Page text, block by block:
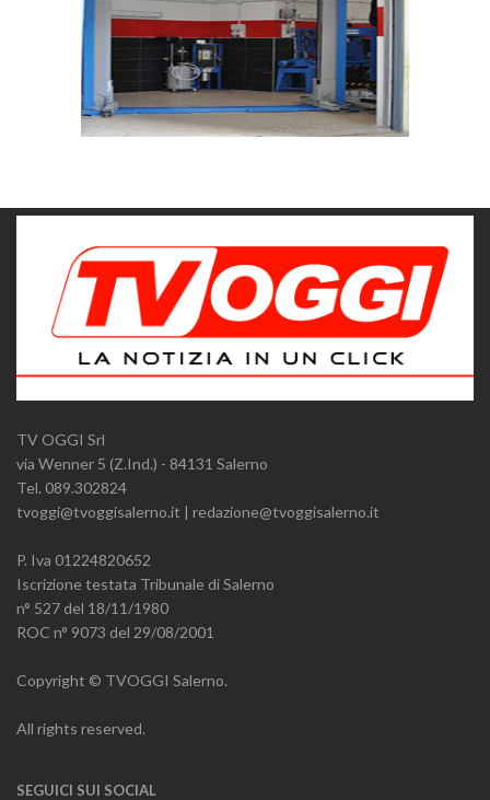
TV OGGI Srl
via Wenner 5 (Z.Ind.) - 84131 Salerno
Tel. 089.302824
tvoggi@tvoggisalerno.it | redazione@tvoggisalerno.it
P. Iva 01224820652
Iscrizione testata Tribunale di Salerno
n° 527 del 18/11/1980
ROC n° 9073 del 29/08/2001
Copyright © TVOGGI Salerno.
All rights reserved.
SEGUICI SUI SOCIAL